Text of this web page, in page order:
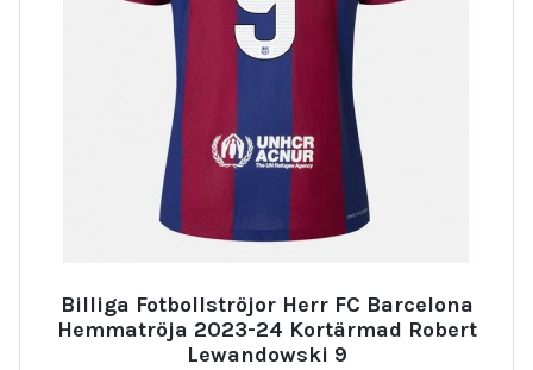
Billiga Fotbollströjor Herr FC Barcelona
Hemmatröja 2023-24 Kortärmad Robert
Lewandowski 9